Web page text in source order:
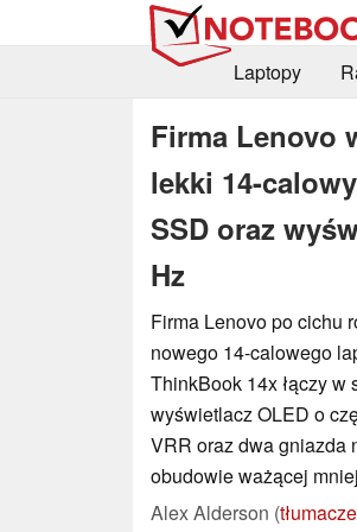
Laptopy
Firma Lenovo
lekki 14-
SSD oraz
Hz
Firma Lenovo po cichu
nowego 14-calowego
ThinkBook 14x łączy w
wyświetlacz OLED o
VRR oraz dwa gniazda
obudowie ważącej
Alex Alderson (